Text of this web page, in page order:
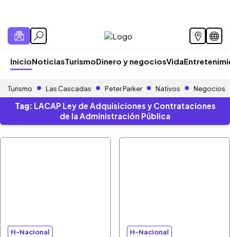
InicioNoticiasTurismoDinero y negociosVida
Turismo Las Cascadas Peter Parker Nativos Negocios
Tag: LACAP Ley de Adquisiciones y Contrataciones
de la Administración Pública
H-Nacional H-Nacional